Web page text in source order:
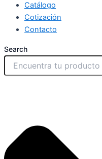
Catálogo
Cotización
Contacto
Search